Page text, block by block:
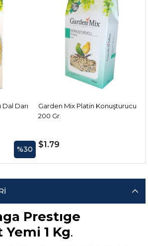
Darı
%30
Garden Mix Platin Konuşturucu
200 Gr.
$1.79
Prestıge
1 Kg.